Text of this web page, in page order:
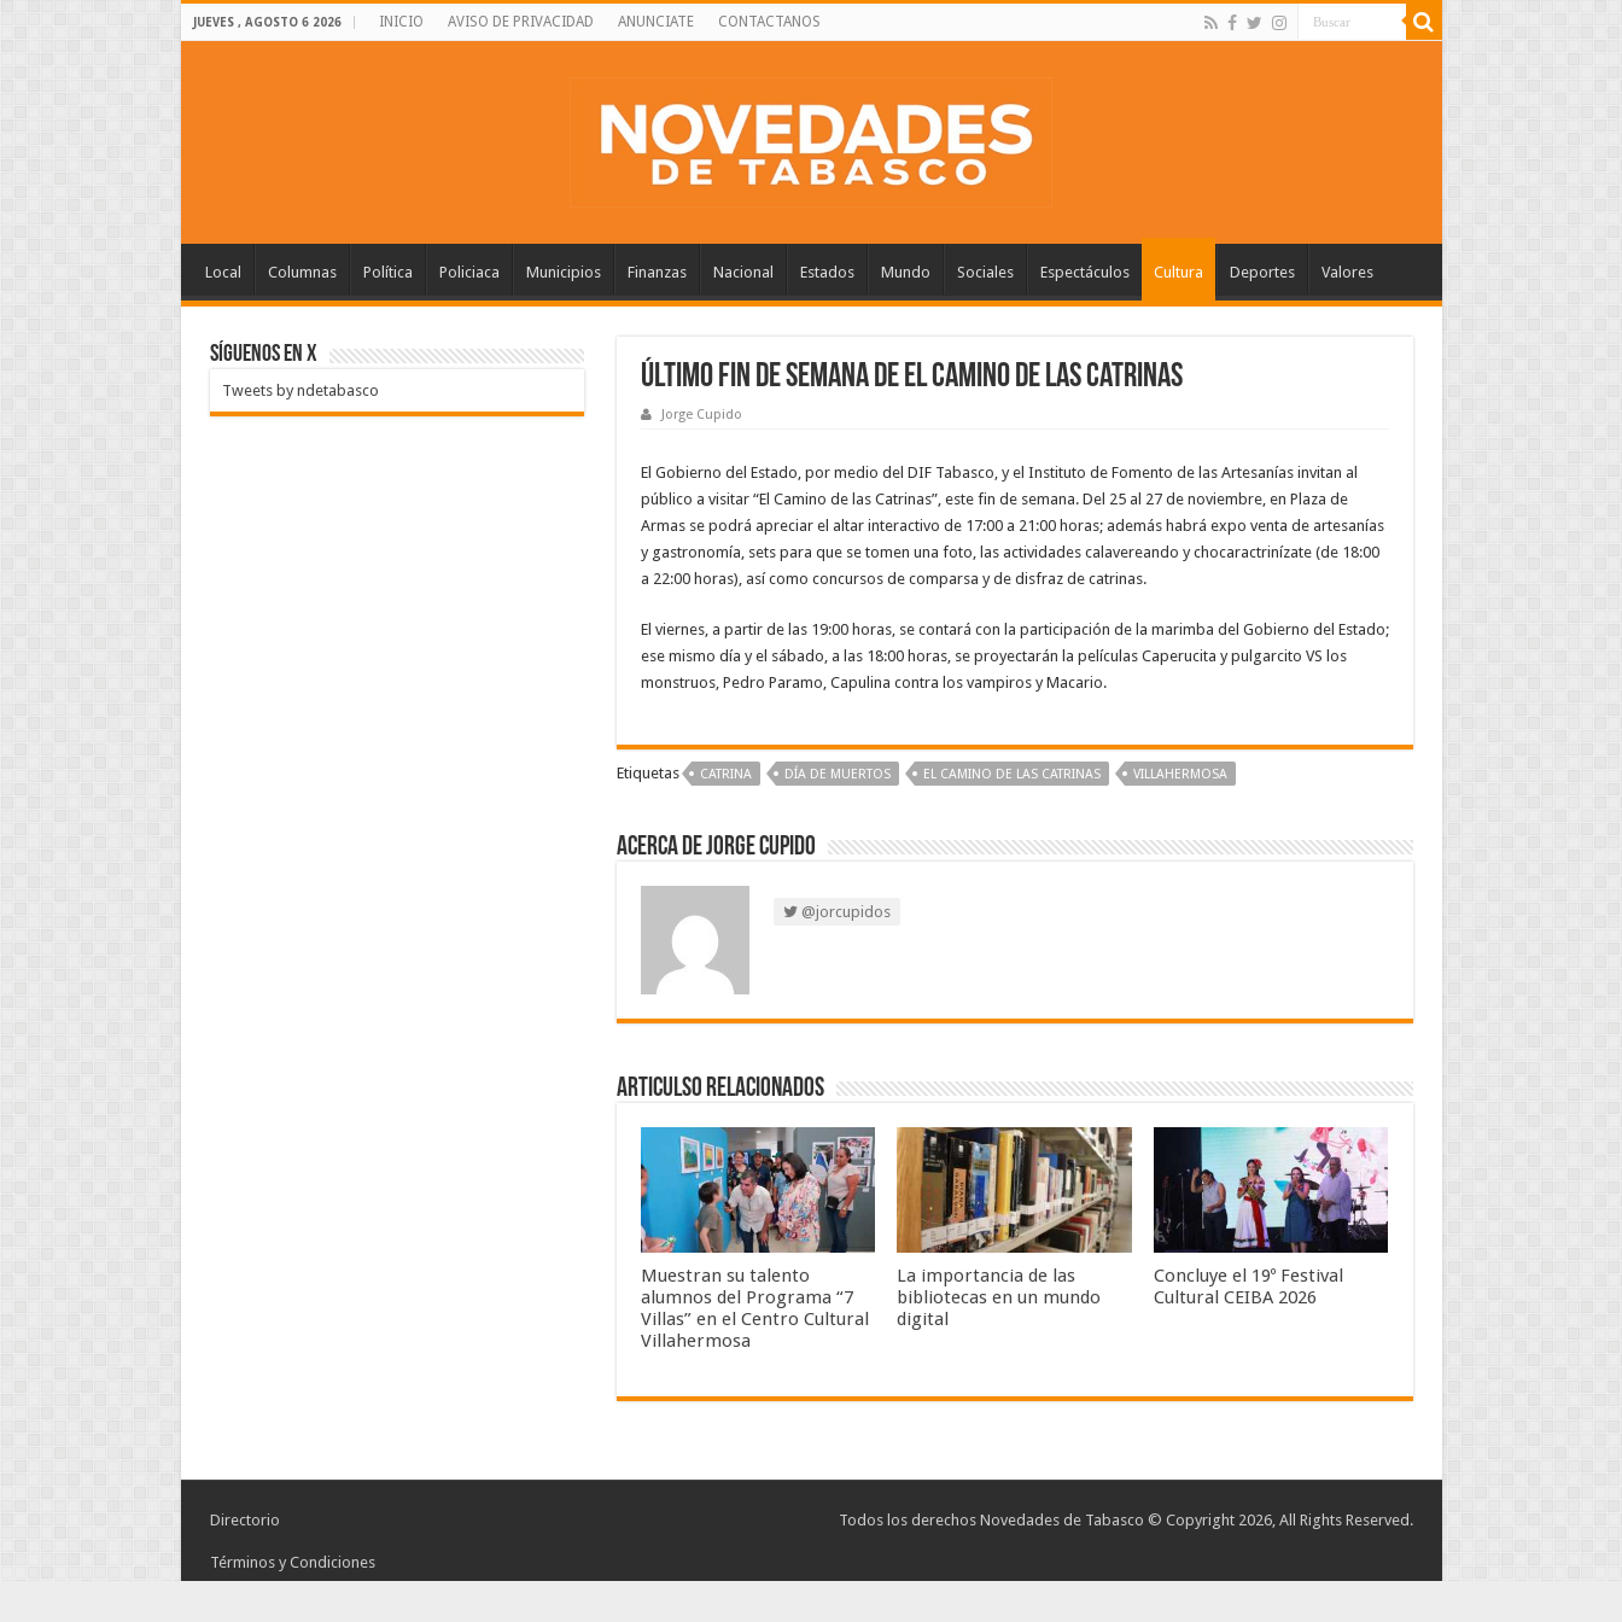
JUEVES , AGOSTO 6 2026 INICIO AVISO DE PRIVACIDAD ANUNCIATE CONTACTANOS
Local Columnas Política Policiaca Municipios Finanzas Nacional Estados Mundo Sociales Espectáculos Cultura Deportes Valores
Último fin de semana de El Camino de las Catrinas
Jorge Cupido
El Gobierno del Estado, por medio del DIF Tabasco, y el Instituto de Fomento de las Artesanías invitan al
público a visitar “El Camino de las Catrinas”, este fin de semana. Del 25 al 27 de noviembre, en Plaza de
Armas se podrá apreciar el altar interactivo de 17:00 a 21:00 horas; además habrá expo venta de artesanías
y gastronomía, sets para que se tomen una foto, las actividades calavereando y chocaractrinízate (de 18:00
a 22:00 horas), así como concursos de comparsa y de disfraz de catrinas.
El viernes, a partir de las 19:00 horas, se contará con la participación de la marimba del Gobierno del Estado;
ese mismo día y el sábado, a las 18:00 horas, se proyectarán la películas Caperucita y pulgarcito VS los
monstruos, Pedro Paramo, Capulina contra los vampiros y Macario.
Etiquetas CATRINA DÍA DE MUERTOS EL CAMINO DE LAS CATRINAS VILLAHERMOSA
Acerca de Jorge Cupido
@jorcupidos
Articulso Relacionados
Muestran su talento
alumnos del Programa “7
Villas” en el Centro Cultural
Villahermosa
La importancia de las
bibliotecas en un mundo
digital
Concluye el 19º Festival
Cultural CEIBA 2026
SÍGUENOS EN X
Tweets by ndetabasco
Todos los derechos Novedades de Tabasco © Copyright 2026, All Rights Reserved.
Directorio
Términos y Condiciones